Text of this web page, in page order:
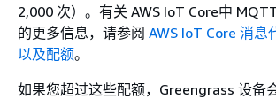
2,000 次）。有关 AWS IoT Core中
的更多信息，请参阅 AWS IoT Core 消息
以及配额。
如果您超过这些配额，Greengrass 设备